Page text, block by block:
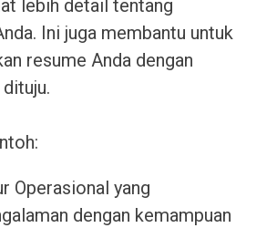
lebih detail tentang
Ini juga membantu untuk
resume Anda dengan
Operasional yang
dengan kemampuan